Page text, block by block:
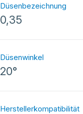
Düsenbezeichnung
0,35
Düsenwinkel
20°
Herstellerkompatibilität